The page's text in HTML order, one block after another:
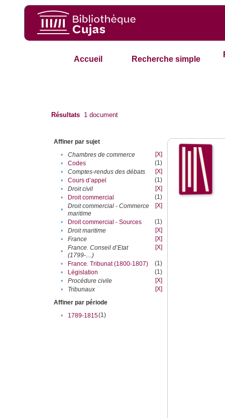
Accueil Recherche simple
Résultats 1 document
Affiner par sujet
•
Chambres de commerce
[X]
•
Codes
(1)
•
Comptes-rendus des débats
[X]
•
Cours d’appel
(1)
•
Droit civil
[X]
•
Droit commercial
(1)
•
Droit commercial - Commerce
maritime
[X]
• Droit commercial - Sources
(1)
•
Droit maritime
[X]
•
France
[X]
•
France. Conseil d’Etat
(1799-....)
[X]
• France. Tribunat (1800-1807)
(1)
•
Législation
(1)
•
Procédure civile
[X]
•
Tribunaux
[X]
Affiner par période
•
1789-1815(1)